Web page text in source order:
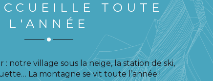
TOUTE
L'ANNÉE
: notre village sous la neige, la station de ski,
La montagne se vit toute l’année !